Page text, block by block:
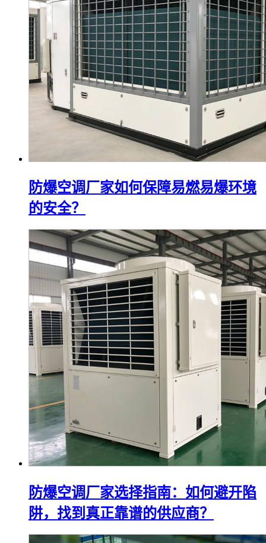
防爆空调厂家如何保障易燃易爆环境
的安全？
防爆空调厂家选择指南：如何避开陷
阱，找到真正靠谱的供应商？